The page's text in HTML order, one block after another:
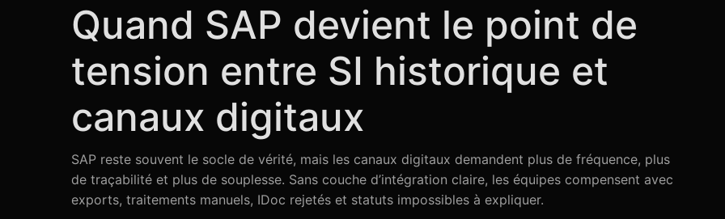
Quand SAP devient le point de
tension entre SI historique et
canaux digitaux
SAP reste souvent le socle de vérité, mais les canaux digitaux demandent plus de fréquence, plus
de traçabilité et plus de souplesse. Sans couche d’intégration claire, les équipes compensent avec
exports, traitements manuels, IDoc rejetés et statuts impossibles à expliquer.